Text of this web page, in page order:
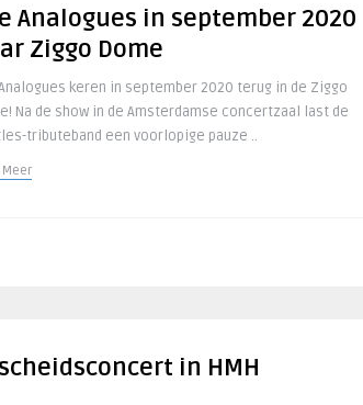
Analogues in september 2020
Ziggo Dome
keren in september 2020 terug in de Ziggo
Na de show in de Amsterdamse concertzaal last de
tributeband een voorlopige pauze ..
in HMH